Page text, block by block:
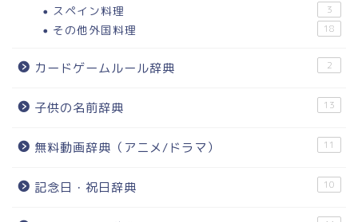
スペイン料理 3
その他外国料理 18
カードゲームルール辞典 2
子供の名前辞典 13
無料動画辞典（アニメ/ドラマ） 11
記念日・祝日辞典 10